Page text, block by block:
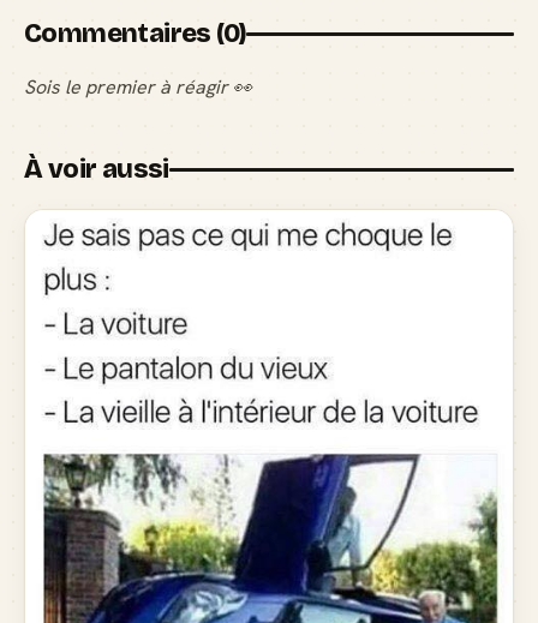
Commentaires (0)
Sois le premier à réagir 👀
À voir aussi